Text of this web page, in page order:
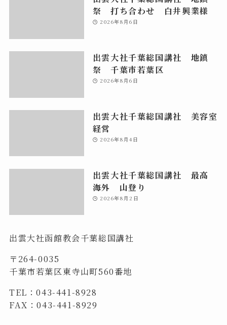
祭 打ち合わせ 白井興業様
2026年8月6日
出雲大社千葉総国講社 地鎮
祭 千葉市若葉区
2026年8月6日
出雲大社千葉総国講社 美容室
経営
2026年8月4日
出雲大社千葉総国講社 最高
海外 山登り
2026年8月2日
出雲大社函館教会千葉総国講社
〒264-0035
千葉市若葉区東寺山町560番地
TEL：043-441-8928
FAX：043-441-8929